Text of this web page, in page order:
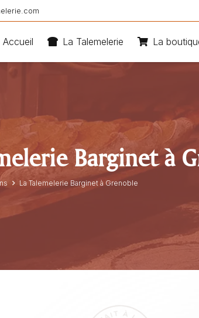
Accueil La Talemelerie La
Barginet à
La Talemelerie Barginet à Grenoble